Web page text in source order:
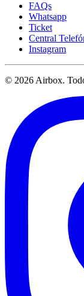
FAQs
Whatsapp
Ticket
Central
Instagram
© 2026 Airbox.